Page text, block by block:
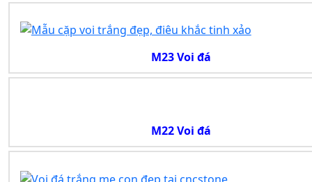
M23 Voi đá
M22 Voi đá